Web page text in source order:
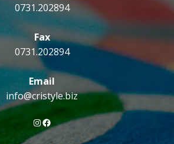
0731.202894
Fax
0731.202894
Email
info@cristyle.biz
Instagram
Facebook